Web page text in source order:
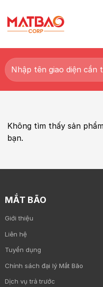
to
content
Tìm
kiếm:
Không tìm thấy sản
bạn.
MẮT BÃO
Giới thiệu
Liên hệ
Tuyển dụng
Chính sách đại lý Mắt Bão
Dịch vụ trả trước